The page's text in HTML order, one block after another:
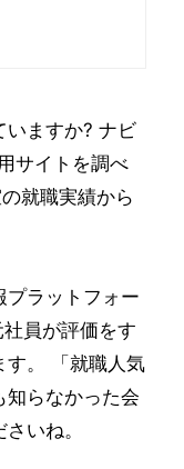
いますか? ナビ
サイトを調べ
就職実績から
プラットフォー
員が評価をす
す。 「就職人気
知らなかった会
いね。